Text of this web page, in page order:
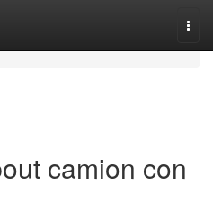
camion con